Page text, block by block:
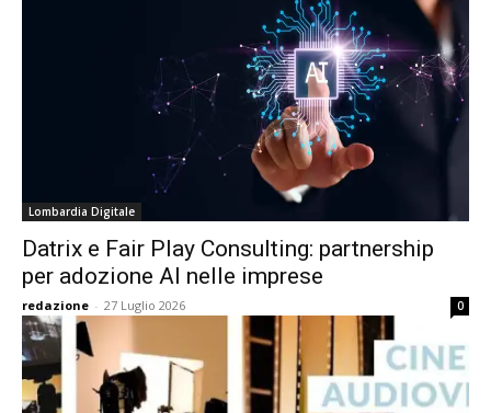
Lombardia Digitale
Datrix e Fair Play Consulting: partnership
per adozione AI nelle imprese
redazione - 27 Luglio 2026 0